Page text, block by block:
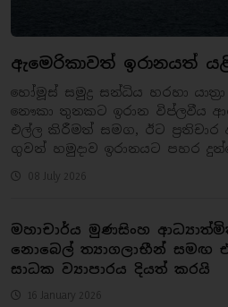
ඇමෙරිකාවත් ඉරානයත්
හෝමූස් සමුද්‍ර සන්ධිය හරහා
නෞකා තුනකට ඉරාන විප්ලවීය
එල්ල කිරීමත් සමග, ඊට ප්‍රතිචාර
ගුවන් හමුදාව ඉරානයට පහර
08 July 2026
මහාචාර්ය මුණසිංහ
නොබෙල් ත්‍යාගලාභීන් සමඟ
සාධක ව්‍යාපාරය දියත් කරයි
16 January 2026